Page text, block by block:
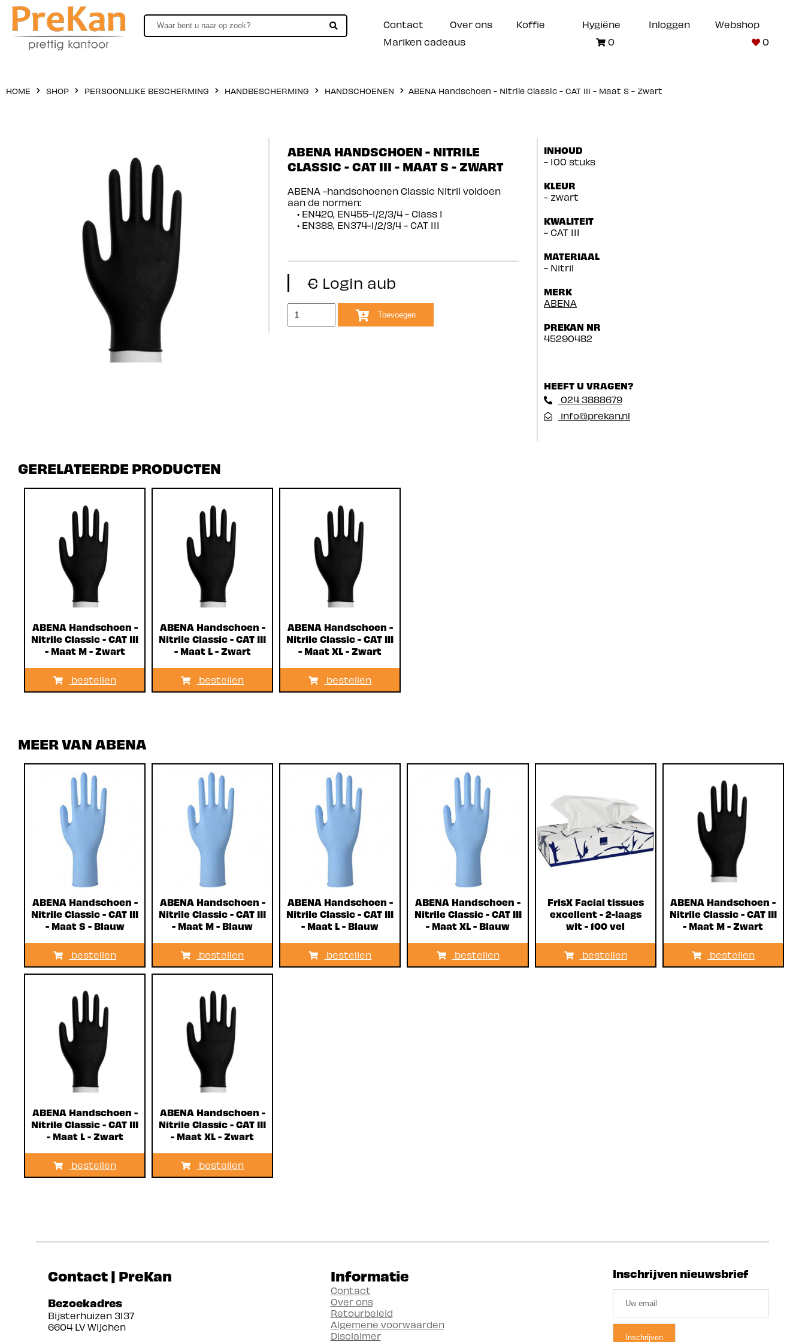
Contact Over ons Koffie Hygiëne Inloggen
Webshop
Mariken cadeaus
0 0
HOME SHOP PERSOONLIJKE BESCHERMING HANDBESCHERMING HANDSCHOENEN ABENA Handschoen - Nitrile Classic - CAT III - Maat S - Zwart
ABENA HANDSCHOEN - NITRILE
CLASSIC - CAT III - MAAT S - ZWART
ABENA -handschoenen Classic Nitril voldoen
aan de normen:
• EN420, EN455-1/2/3/4 - Class I
• EN388, EN374-1/2/3/4 - CAT III
€ Login aub
Toevoegen
INHOUD
- 100 stuks
KLEUR
- zwart
KWALITEIT
- CAT III
MATERIAAL
- Nitril
MERK
ABENA
PREKAN NR
45290482
HEEFT U VRAGEN?
024 3888679
info@prekan.nl
GERELATEERDE PRODUCTEN
ABENA Handschoen -
Nitrile Classic - CAT III
- Maat M - Zwart
bestellen
ABENA Handschoen -
Nitrile Classic - CAT III
- Maat L - Zwart
bestellen
ABENA Handschoen -
Nitrile Classic - CAT III
- Maat XL - Zwart
bestellen
MEER VAN ABENA
ABENA Handschoen -
Nitrile Classic - CAT III
- Maat S - Blauw
bestellen
ABENA Handschoen -
Nitrile Classic - CAT III
- Maat M - Blauw
bestellen
ABENA Handschoen -
Nitrile Classic - CAT III
- Maat L - Blauw
bestellen
ABENA Handschoen -
Nitrile Classic - CAT III
- Maat XL - Blauw
bestellen
FrisX Facial tissues
excellent - 2-laags
wit - 100 vel
bestellen
ABENA Handschoen -
Nitrile Classic - CAT III
- Maat M - Zwart
bestellen
ABENA Handschoen -
Nitrile Classic - CAT III
- Maat L - Zwart
bestellen
ABENA Handschoen -
Nitrile Classic - CAT III
- Maat XL - Zwart
bestellen
Contact | PreKan
Bezoekadres
Bijsterhuizen 3137
6604 LV Wijchen
Informatie
Contact
Over ons
Retourbeleid
Algemene voorwaarden
Disclaimer
Inschrijven nieuwsbrief